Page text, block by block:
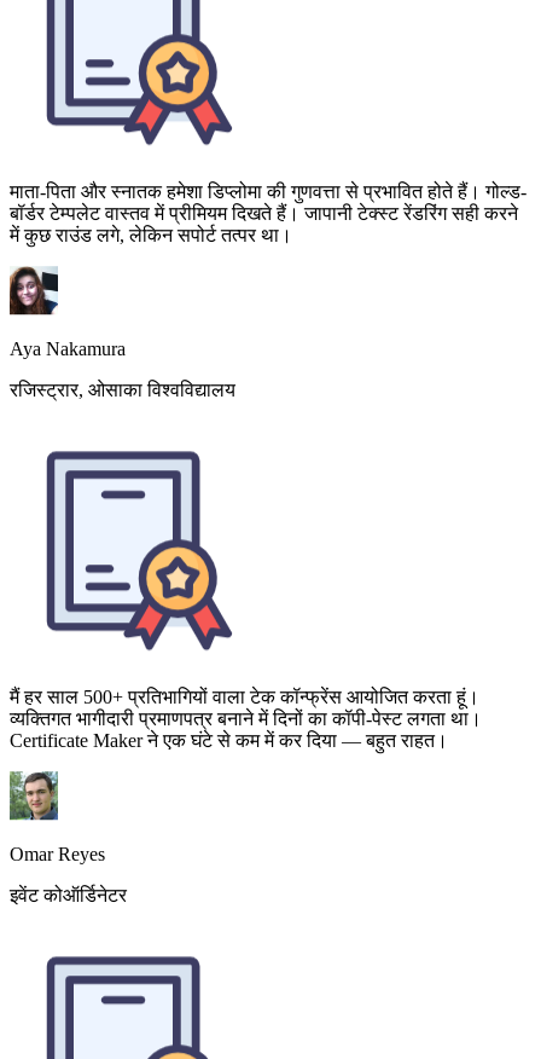
माता-पिता और स्नातक हमेशा डिप्लोमा की गुणवत्ता से प्रभावित होते हैं। गोल्ड-
बॉर्डर टेम्पलेट वास्तव में प्रीमियम दिखते हैं। जापानी टेक्स्ट रेंडरिंग सही करने
में कुछ राउंड लगे, लेकिन सपोर्ट तत्पर था।
Aya Nakamura
रजिस्ट्रार, ओसाका विश्वविद्यालय
मैं हर साल 500+ प्रतिभागियों वाला टेक कॉन्फ्रेंस आयोजित करता हूं।
व्यक्तिगत भागीदारी प्रमाणपत्र बनाने में दिनों का कॉपी-पेस्ट लगता था।
Certificate Maker ने एक घंटे से कम में कर दिया — बहुत राहत।
Omar Reyes
इवेंट कोऑर्डिनेटर
पूर्णता प्रमाणपत्र जोड़ने से मेरे कोर्स में नामांकन लगभग 15% बढ़ गया। छात्र